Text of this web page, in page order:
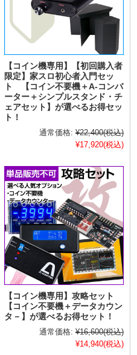
【コイン機専用】【初回購入者
限定】家スロ初心者入門セッ
ト 【コイン不要機＋A-コンバ
ーター＋シンプルスタンド・チ
ェアセット】が選べるお得セッ
ト！
通常価格: ¥22,400(税込)
¥17,920(税込)
【コイン機専用】攻略セット
【コイン不要機＋データカウン
タ－】が選べるお得セット！
通常価格: ¥16,600(税込)
¥14,940(税込)